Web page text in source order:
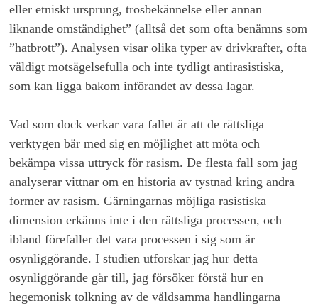
eller etniskt ursprung, trosbekännelse eller annan
liknande omständighet” (alltså det som ofta benämns som
”hatbrott”). Analysen visar olika typer av drivkrafter, ofta
väldigt motsägelsefulla och inte tydligt antirasistiska,
som kan ligga bakom införandet av dessa lagar.
Vad som dock verkar vara fallet är att de rättsliga
verktygen bär med sig en möjlighet att möta och
bekämpa vissa uttryck för rasism. De flesta fall som jag
analyserar vittnar om en historia av tystnad kring andra
former av rasism. Gärningarnas möjliga rasistiska
dimension erkänns inte i den rättsliga processen, och
ibland förefaller det vara processen i sig som är
osynliggörande. I studien utforskar jag hur detta
osynliggörande går till, jag försöker förstå hur en
hegemonisk tolkning av de våldsamma handlingarna